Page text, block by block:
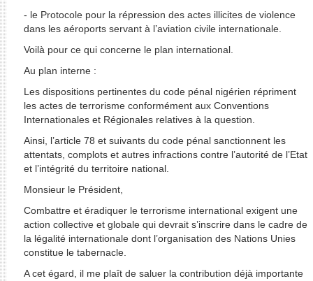
- le Protocole pour la répression des actes illicites de violence
dans les aéroports servant à l’aviation civile internationale.
Voilà pour ce qui concerne le plan international.
Au plan interne :
Les dispositions pertinentes du code pénal nigérien répriment
les actes de terrorisme conformément aux Conventions
Internationales et Régionales relatives à la question.
Ainsi, l’article 78 et suivants du code pénal sanctionnent les
attentats, complots et autres infractions contre l’autorité de l’Etat
et l’intégrité du territoire national.
Monsieur le Président,
Combattre et éradiquer le terrorisme international exigent une
action collective et globale qui devrait s’inscrire dans le cadre de
la légalité internationale dont l’organisation des Nations Unies
constitue le tabernacle.
A cet égard, il me plaît de saluer la contribution déjà importante